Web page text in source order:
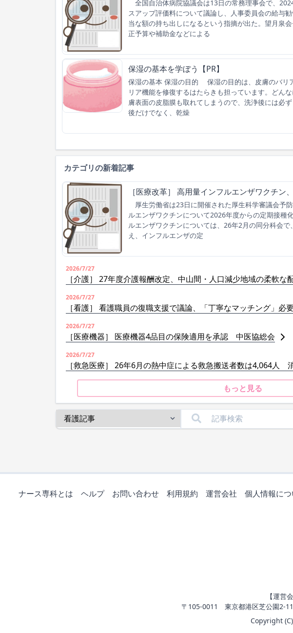
全国自治体病院協議会は13日の常務理事会で、
スアップ評価料について議論し、人事委員会の給与
当な額の持ち出しになるという指摘が出た。望月泉
正予算や補助金などによる
保湿の基本を学ぼう【PR】
保湿の基本 保湿の目的 保湿の目的は、皮膚のバリ
リア機能を修復するはたらきも担っています。どん
膚表面の皮脂膜も取れてしまうので、洗浄後には必
後だけでなく、乾燥
カテゴリの新着記事
［医療改革］ 高用量インフルエンザワクチン
厚生労働省は23日に開催された厚生科学審議会予
ルエンザワクチンについて2026年度からの定期接
ルエンザワクチンについては、26年2月の同分科会
え、インフルエンザの定
2026/7/27
［介護］ 27年度介護報酬改定、中山間・人口減少地域の柔軟な
2026/7/27
［看護］ 看護職員の復職支援で議論、「丁寧なマッチング」
2026/7/27
［医療機器］ 医療機器4品目の保険適用を承認 中医協総会
2026/7/27
［救急医療］ 26年6月の熱中症による救急搬送者数は4,064人
もっと見る
ナース専科とは ヘルプ お問い合わせ 利用規約 運営会社 個人情報につ
【運営
〒105-0011 東京都港区芝公園2-
Copyright